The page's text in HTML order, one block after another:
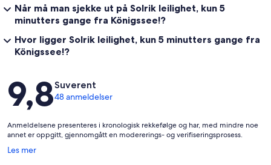
Når må man sjekke ut på Solrik leilighet, kun 5
minutters gange fra Königssee!?
Hvor ligger Solrik leilighet, kun 5 minutters gange fra
Königssee!?
Anmeldelser
9,8Suverent
48 anmeldelser
Anmeldelsene presenteres i kronologisk rekkefølge og har, med mindre noe
annet er oppgitt, gjennomgått en modererings- og verifiseringsprosess.
Les mer
Åpnes